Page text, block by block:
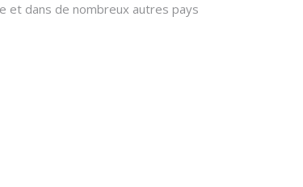
et dans de nombreux autres pays